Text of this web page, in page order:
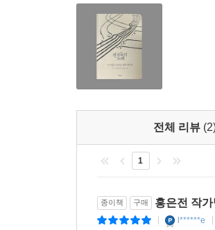
살아야 할까? 언제까지 이렇
중도장애인인 박길연과 박
류머티즘 관절염이 전신에
이야기하며, 동시에 자신을
사고 직후 스스로를 유폐시
것을 포기하게 되니 사람이
마침내 세상 밖으로: 투쟁의
배우러 갈 수도, 버스나 지
일으킨 건 동지와의 만남이
전체 리뷰
1
종이책 구매 홍은전 작
l******e